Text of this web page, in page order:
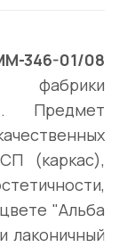
346-01/08
фабрики
Предмет
(каркас),
"Альба
лаконичный